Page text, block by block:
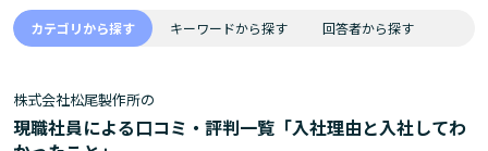
カテゴリから探す キーワードから探す 回答者から探す
株式会社松尾製作所の
現職社員による口コミ・評判一覧「入社理由と入社してわ